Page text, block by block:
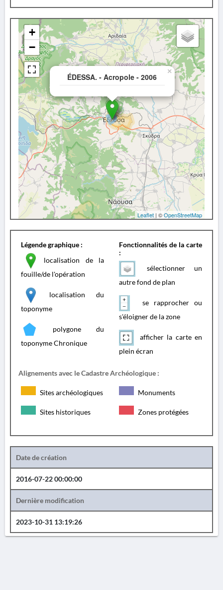
ÉDESSA. - Acropole - 2006
×
+
−
Leaflet | ©OpenStreetMap
Légende graphique :
localisation de la
fouille/de l'opération
localisation du
toponyme
polygone du
toponyme Chronique
Fonctionnalités de la carte
:
sélectionner un
autre fond de plan
se rapprocher ou
s'éloigner de la zone
afficher la carte en
plein écran
Alignements avec le Cadastre Archéologique :
Sites archéologiques Monuments
Sites historiques Zones protégées
Date de création
2016-07-22 00:00:00
Dernière modification
2023-10-31 13:19:26